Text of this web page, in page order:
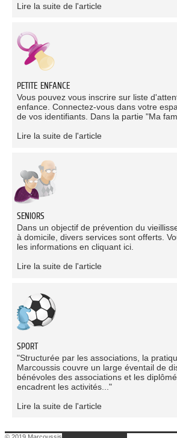
Lire la suite de l'article
PETITE ENFANCE
Vous pouvez vous inscrire sur liste
enfance. Connectez-vous dans votre
de vos identifiants. Dans la partie "Ma
Lire la suite de l'article
SENIORS
Dans un objectif de prévention du
à domicile, divers services sont offerts.
les informations en cliquant ici.
Lire la suite de l'article
SPORT
"Structurée par les associations, la
Marcoussis couvre un large éventail de
bénévoles des associations et les
encadrent les activités..."
Lire la suite de l'article